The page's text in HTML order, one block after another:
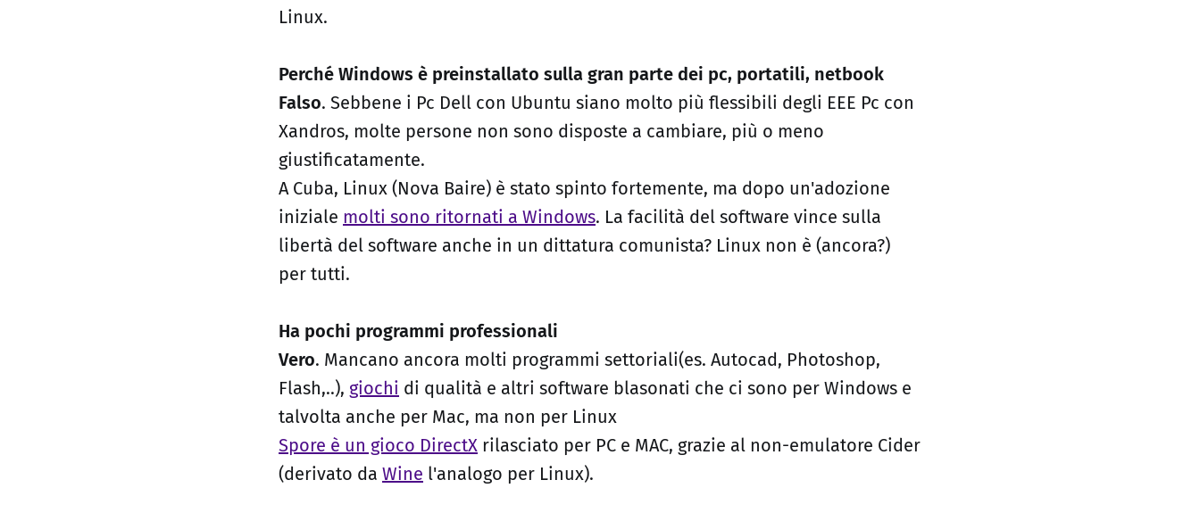
Linux.
Perché Windows è preinstallato sulla gran parte dei pc, portatili, netbook
Falso. Sebbene i Pc Dell con Ubuntu siano molto più flessibili degli EEE Pc con
Xandros, molte persone non sono disposte a cambiare, più o meno
giustificatamente.
A Cuba, Linux (Nova Baire) è stato spinto fortemente, ma dopo un'adozione
iniziale molti sono ritornati a Windows. La facilità del software vince sulla
libertà del software anche in un dittatura comunista? Linux non è (ancora?)
per tutti.
Ha pochi programmi professionali
Vero. Mancano ancora molti programmi settoriali(es. Autocad, Photoshop,
Flash,..), giochi di qualità e altri software blasonati che ci sono per Windows e
talvolta anche per Mac, ma non per Linux
Spore è un gioco DirectX rilasciato per PC e MAC, grazie al non-emulatore Cider
(derivato da Wine l'analogo per Linux).